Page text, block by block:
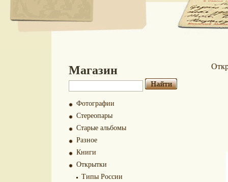
Магазин
Фотографии
Стереопары
Старые альбомы
Разное
Книги
Открытки
Типы России